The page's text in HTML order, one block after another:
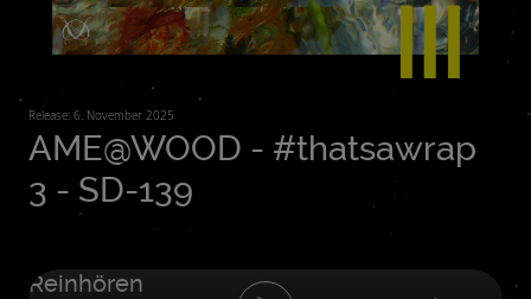
Release: 6. November 2025
AME@WOOD - #thatsawrap
3 - SD-139
Reinhören